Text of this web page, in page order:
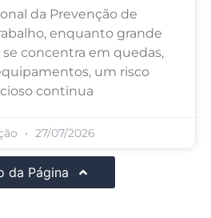
da Prevenção de
enquanto grande
se concentra em quedas,
um risco
continua
27/07/2026
da Página